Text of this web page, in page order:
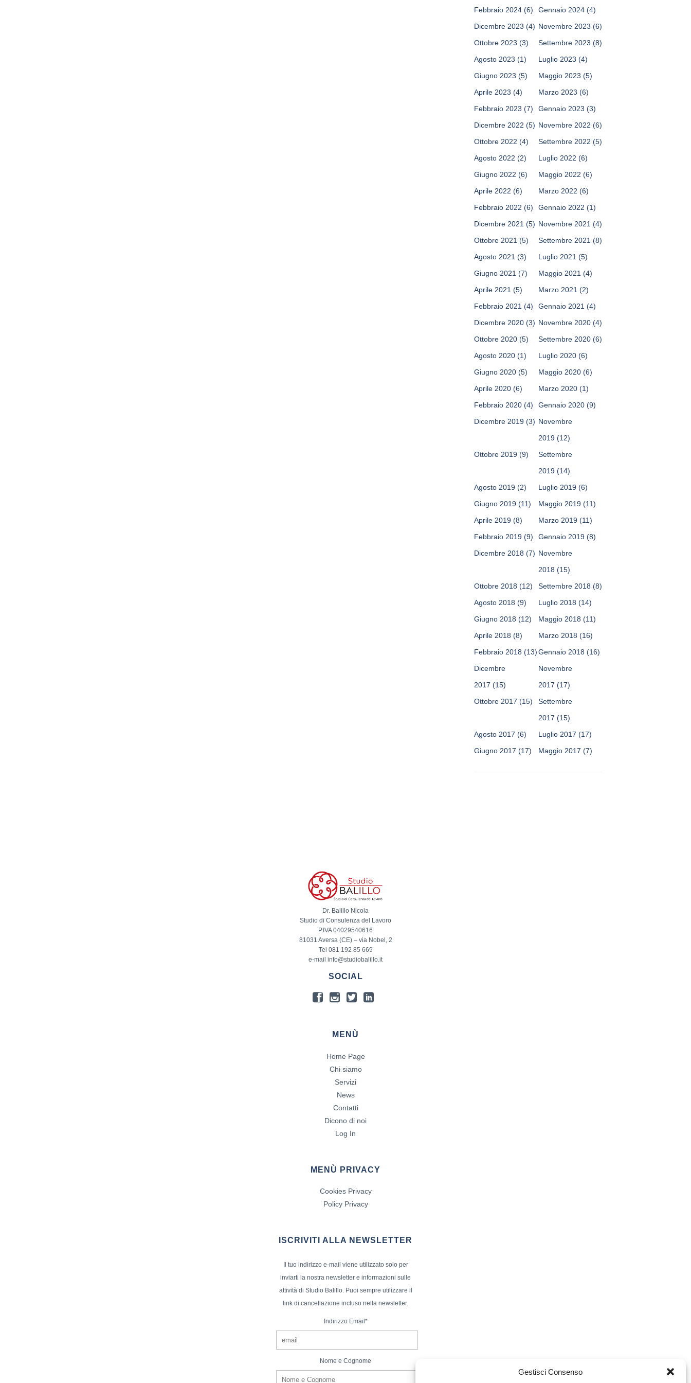
Gestisci Consenso
Febbraio 2024 (6) Gennaio 2024 (4)
Dicembre 2023 (4) Novembre 2023 (6)
Ottobre 2023 (3) Settembre 2023 (8)
Agosto 2023 (1) Luglio 2023 (4)
Giugno 2023 (5) Maggio 2023 (5)
Aprile 2023 (4) Marzo 2023 (6)
Febbraio 2023 (7) Gennaio 2023 (3)
Dicembre 2022 (5) Novembre 2022 (6)
Ottobre 2022 (4) Settembre 2022 (5)
Agosto 2022 (2) Luglio 2022 (6)
Giugno 2022 (6) Maggio 2022 (6)
Aprile 2022 (6) Marzo 2022 (6)
Febbraio 2022 (6) Gennaio 2022 (1)
Dicembre 2021 (5) Novembre 2021 (4)
Ottobre 2021 (5) Settembre 2021 (8)
Agosto 2021 (3) Luglio 2021 (5)
Giugno 2021 (7) Maggio 2021 (4)
Aprile 2021 (5) Marzo 2021 (2)
Febbraio 2021 (4) Gennaio 2021 (4)
Dicembre 2020 (3) Novembre 2020 (4)
Ottobre 2020 (5) Settembre 2020 (6)
Agosto 2020 (1) Luglio 2020 (6)
Giugno 2020 (5) Maggio 2020 (6)
Aprile 2020 (6) Marzo 2020 (1)
Febbraio 2020 (4) Gennaio 2020 (9)
Dicembre 2019 (3) Novembre
2019 (12)
Ottobre 2019 (9)
Settembre
2019 (14)
Agosto 2019 (2) Luglio 2019 (6)
Giugno 2019 (11) Maggio 2019 (11)
Aprile 2019 (8) Marzo 2019 (11)
Febbraio 2019 (9) Gennaio 2019 (8)
Dicembre 2018 (7) Novembre
2018 (15)
Ottobre 2018 (12) Settembre 2018 (8)
Agosto 2018 (9) Luglio 2018 (14)
Giugno 2018 (12) Maggio 2018 (11)
Aprile 2018 (8) Marzo 2018 (16)
Febbraio 2018 (13)Gennaio 2018 (16)
Dicembre
2017 (15)
Novembre
2017 (17)
Ottobre 2017 (15)
Settembre
2017 (15)
Agosto 2017 (6) Luglio 2017 (17)
Giugno 2017 (17) Maggio 2017 (7)
Dr. Balillo Nicola
Studio di Consulenza del Lavoro
P.IVA 04029540616
81031 Aversa (CE) – via Nobel, 2
Tel 081 192 85 669
e-mail info@studiobalillo.it
SOCIAL
MENÙ
Home Page
Chi siamo
Servizi
News
Contatti
Dicono di noi
Log In
MENÙ PRIVACY
Cookies Privacy
Policy Privacy
ISCRIVITI ALLA NEWSLETTER
Il tuo indirizzo e-mail viene utilizzato solo per
inviarti la nostra newsletter e informazioni sulle
attività di Studio Balillo. Puoi sempre utilizzare il
link di cancellazione incluso nella newsletter.
Indirizzo Email*
Nome e Cognome